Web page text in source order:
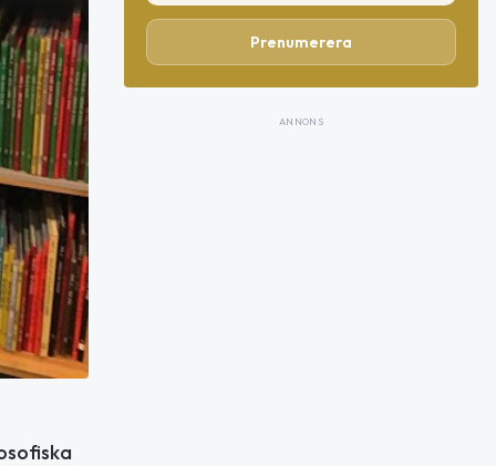
Prenumerera
ANNONS